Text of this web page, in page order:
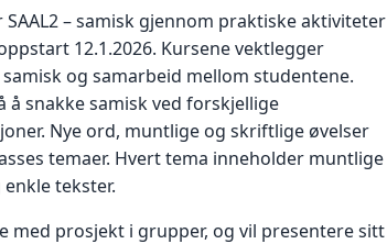
– samisk gjennom praktiske aktiviteter
12.1.2026. Kursene vektlegger
og samarbeid mellom studentene.
å snakke samisk ved forskjellige
Nye ord, muntlige og skriftlige øvelser
temaer. Hvert tema inneholder muntlige
tekster.
med prosjekt i grupper, og vil presentere sitt